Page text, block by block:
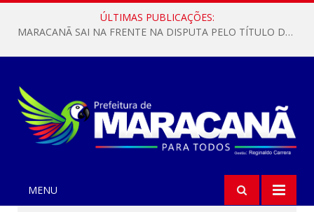
ÚLTIMAS PUBLICAÇÕES:
MARACANÃ SAI NA FRENTE NA DISPUTA PELO TÍTULO DA COPA PARÁ SUB-17!
MENU